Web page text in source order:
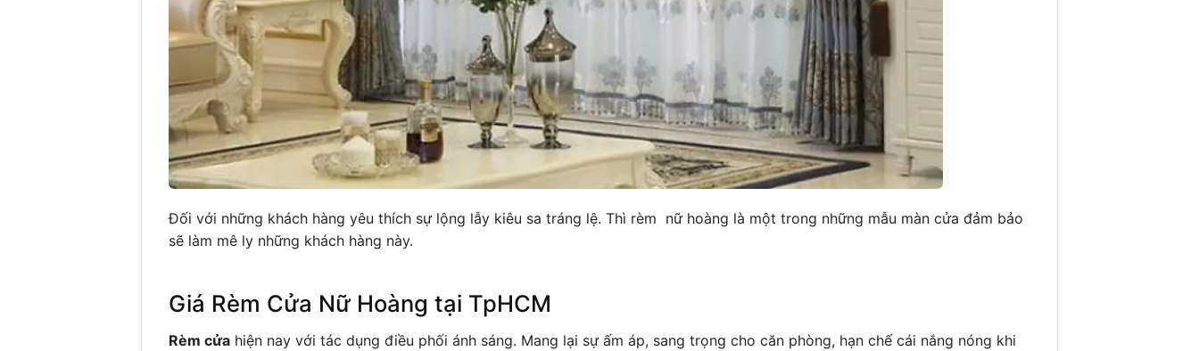
Đối với những khách hàng yêu thích sự lộng lẫy kiêu sa tráng lệ. Thì rèm nữ hoàng là một trong những mẫu màn cửa đảm bảo
sẽ làm mê ly những khách hàng này.
Giá Rèm Cửa Nữ Hoàng tại TpHCM
Rèm cửahiện nay với tác dụng điều phối ánh sáng. Mang lại sự ấm áp, sang trọng cho căn phòng, hạn chế cái nắng nóng khi